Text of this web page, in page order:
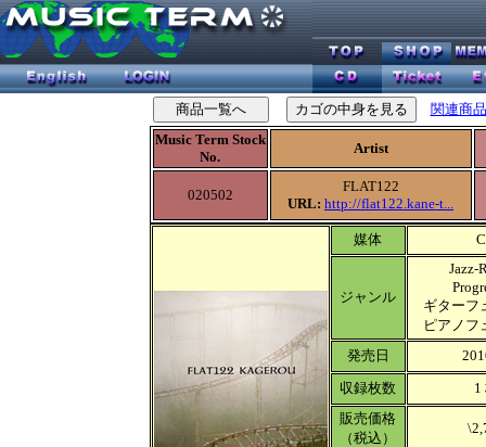
関連商
Music Term Stock
No.
Artist
020502
FLAT122
URL: http://flat122.kane-t...
媒体
ジャンル
Jazz-
ギターフ
ピアノフ
発売日
収録枚数
1
販売価格
（税込）